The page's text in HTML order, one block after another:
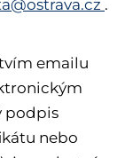
.
emailu
podpis
nebo